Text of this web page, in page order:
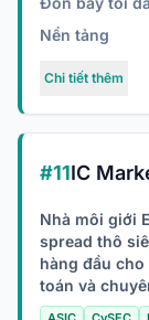
Nền tảng
Chi tiết thêm
#11IC
Nhà môi giới
spread thô
hàng đầu
toán và